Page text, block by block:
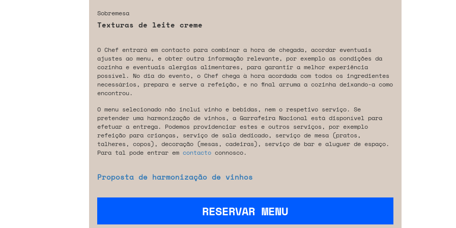
Sobremesa
Texturas de leite creme
O Chef entrará em contacto para combinar a hora de chegada, acordar eventuais
ajustes ao menu, e obter outra informação relevante, por exemplo as condições da
cozinha e eventuais alergias alimentares, para garantir a melhor experiência
possível. No dia do evento, o Chef chega à hora acordada com todos os ingredientes
necessários, prepara e serve a refeição, e no final arruma a cozinha deixando-a como
encontrou.
O menu selecionado não inclui vinho e bebidas, nem o respetivo serviço. Se
pretender uma harmonização de vinhos, a Garrafeira Nacional está disponível para
efetuar a entrega. Podemos providenciar estes e outros serviços, por exemplo
refeição para crianças, serviço de sala dedicado, serviço de mesa (pratos,
talheres, copos), decoração (mesas, cadeiras), serviço de bar e aluguer de espaço.
Para tal pode entrar em contactoconnosco.
Proposta de harmonização de vinhos
RESERVAR MENU